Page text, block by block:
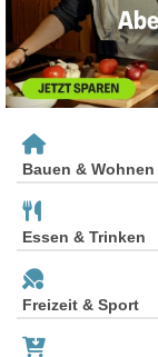
Bauen & Wohnen
Essen & Trinken
Freizeit & Sport